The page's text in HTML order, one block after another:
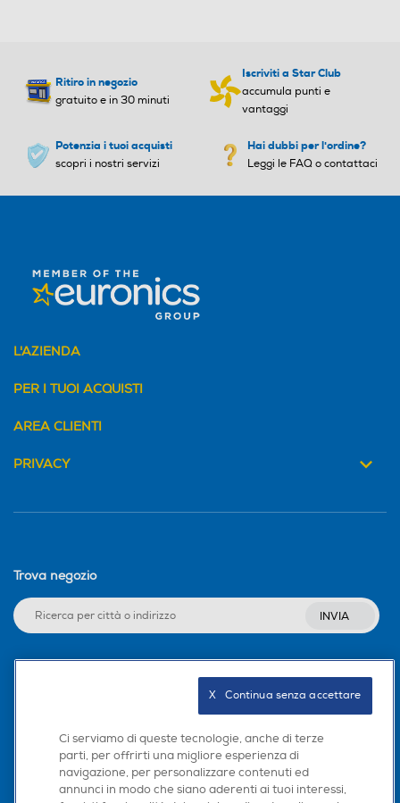
Ritiro in negozio
gratuito e in 30 minuti
Iscriviti a Star Club
accumula punti e
vantaggi
Potenzia i tuoi acquisti
scopri i nostri servizi
Hai dubbi per l'ordine?
Leggi le FAQ o contattaci
L'AZIENDA
PER I TUOI ACQUISTI
AREA CLIENTI
PRIVACY
Trova negozio
INVIA
Scarica la nostra app
Ci serviamo di queste tecnologie, anche di terze
parti, per offrirti una migliore esperienza di
navigazione, per personalizzare contenuti ed
annunci in modo che siano aderenti ai tuoi interessi,
X   Continua senza accettare